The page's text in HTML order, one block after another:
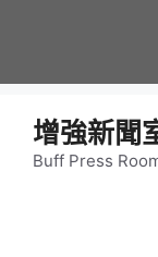
增強新聞
Buff Press